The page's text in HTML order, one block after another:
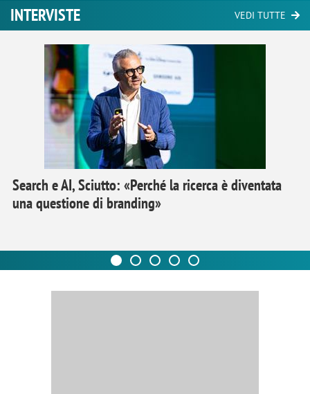
INTERVISTE VEDI TUTTE
Search e AI, Sciutto: «Perché la ricerca è diventata
una questione di branding»